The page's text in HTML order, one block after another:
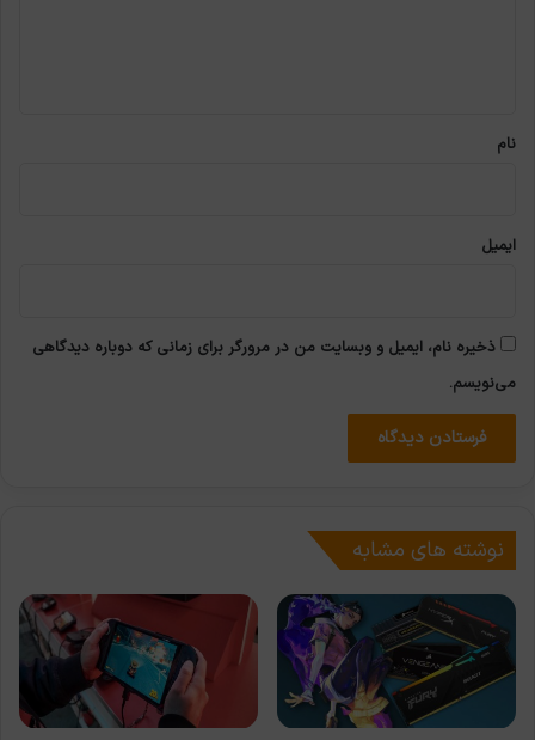
نام
ایمیل
ذخیره نام، ایمیل و وبسایت من در مرورگر برای زمانی که دوباره دیدگاهی
می‌نویسم.
نوشته های مشابه